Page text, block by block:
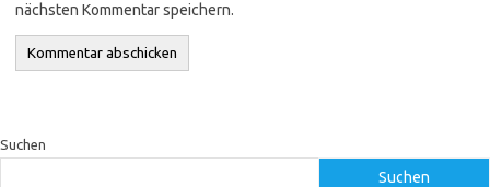
nächsten Kommentar speichern.
Suchen
Suchen